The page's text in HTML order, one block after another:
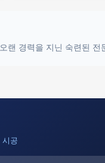
경력을 지닌 숙련된 전
공